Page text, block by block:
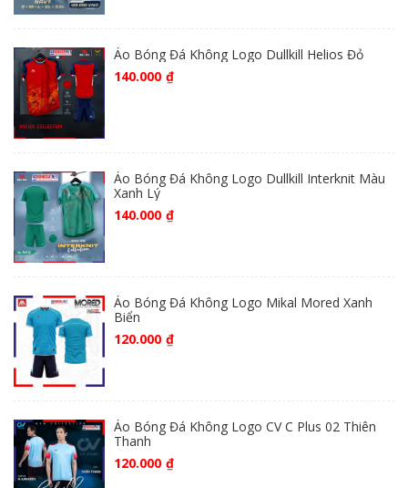
Áo Bóng Đá Không Logo Dullkill Helios Đỏ
140.000 ₫
Áo Bóng Đá Không Logo Dullkill Interknit Màu
Xanh Lý
140.000 ₫
Áo Bóng Đá Không Logo Mikal Mored Xanh
Biển
120.000 ₫
Áo Bóng Đá Không Logo CV C Plus 02 Thiên
Thanh
120.000 ₫